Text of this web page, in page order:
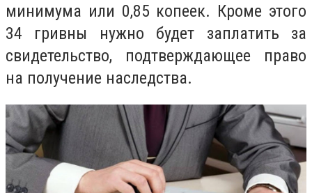
минимума или 0,85 копеек. Кроме этого
34 гривны нужно будет заплатить за
свидетельство, подтверждающее право
на получение наследства.